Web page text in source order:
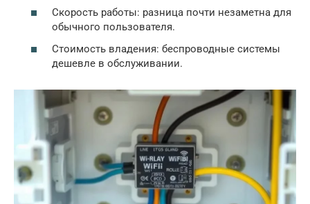
Скорость работы: разница почти незаметна для
обычного пользователя.
Стоимость владения: беспроводные системы
дешевле в обслуживании.